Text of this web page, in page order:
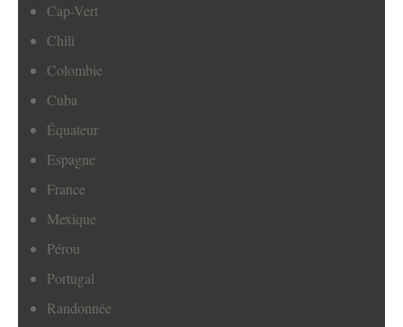
Cap-Vert
Chili
Colombie
Cuba
Équateur
Espagne
France
Mexique
Pérou
Portugal
Randonnée